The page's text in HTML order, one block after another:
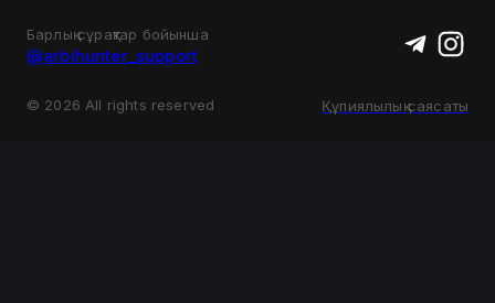
Барлық сұрақтар бойынша
@arbihunter_support
© 2026 All rights reserved Құпиялылық саясаты